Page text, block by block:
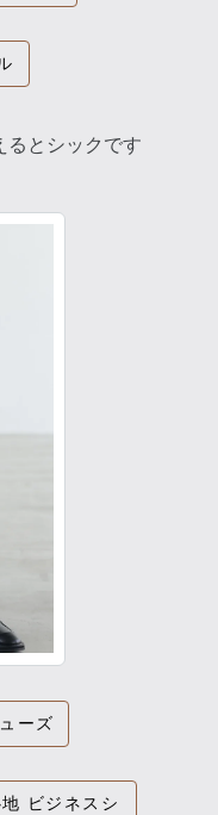
るとシックです
ーズ
ビジネスシ